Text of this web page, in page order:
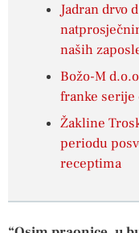
Jadran drvo
naših
Božo-M
franke serije
Žakline
periodu
receptima